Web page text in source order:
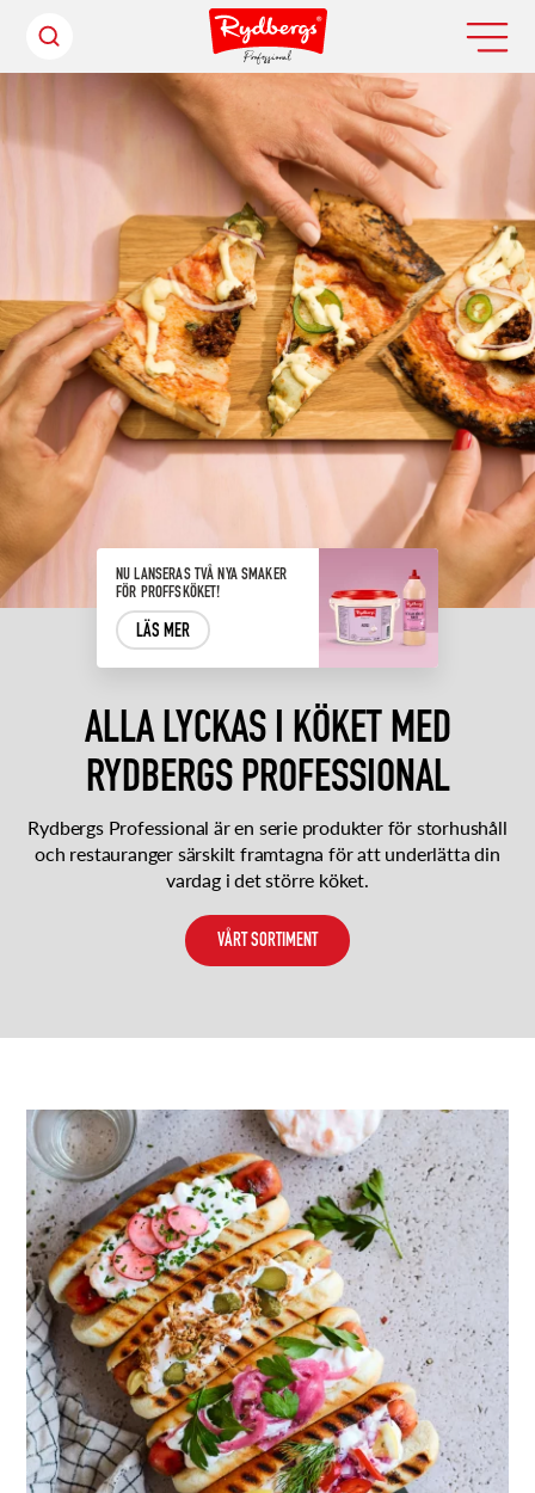
ALLA LYCKAS I KÖKET MED
RYDBERGS PROFESSIONAL
Rydbergs Professional är en serie produkter för storhushåll
och restauranger särskilt framtagna för att underlätta din
vardag i det större köket.
VÅRT SORTIMENT
NU LANSERAS TVÅ NYA SMAKER
FÖR PROFFSKÖKET!
LÄS MER